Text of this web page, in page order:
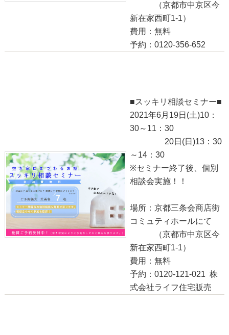
（京都市中京区今
新在家西町1-1）
費用：無料
予約：0120-356-652
■スッキリ相談セミナー■
2021年6月19日(土)10：
30～11：30
20日(日)13：30
～14：30
※セミナー終了後、個別
相談会実施！！
場所：京都三条会商店街
コミュティホールにて
（京都市中京区今
新在家西町1-1）
費用：無料
予約：0120-121-021 株
式会社ライフ住宅販売